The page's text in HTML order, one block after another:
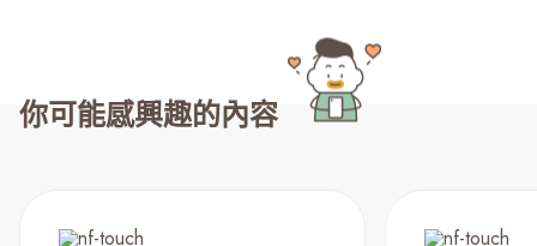
你可能感興趣的內容